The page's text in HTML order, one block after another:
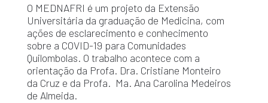
O MEDNAFRI é um projeto da Extensão
Universitária da graduação de Medicina, com
ações de esclarecimento e conhecimento
sobre a COVID-19 para Comunidades
Quilombolas. O trabalho acontece com a
orientação da Profa. Dra. Cristiane Monteiro
da Cruz e da Profa. Ma. Ana Carolina Medeiros
de Almeida.